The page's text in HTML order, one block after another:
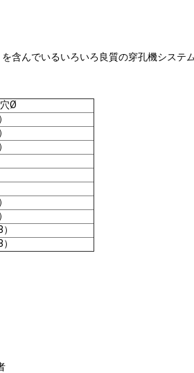
含んでいるいろいろ良質の穿孔機システ
穴Ø